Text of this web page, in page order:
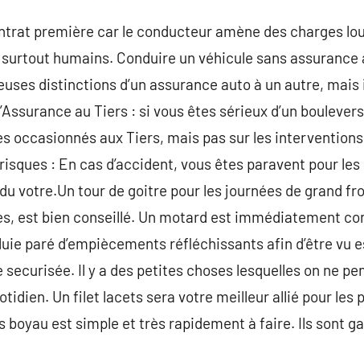
première car le conducteur amène des charges
humains. Conduire un véhicule sans
distinctions d’un assurance auto à un autre, mais
au Tiers : si vous êtes sérieux d’un
occasionnés aux Tiers, mais pas sur les
: En cas d’accident, vous êtes paravent pour
votre.Un tour de goitre pour les journées de grand
est bien conseillé. Un motard est immédiatement
paré d’empiècements réfléchissants afin d’être vu
Il y a des petites choses lesquelles on ne
Un filet lacets sera votre meilleur allié pour les
boyau est simple et très rapidement à faire. Ils sont